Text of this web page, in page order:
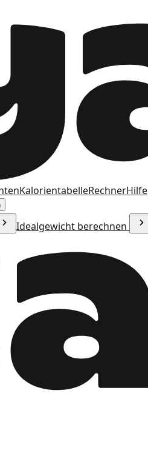
KalorientabelleRechnerHilfe
Idealgewicht berechnen